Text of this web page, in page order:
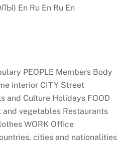
En Ru En Ru En
PEOPLE Members Body
interior CITY Street
and Culture Holidays FOOD
and vegetables Restaurants
WORK Office
cities and nationalities